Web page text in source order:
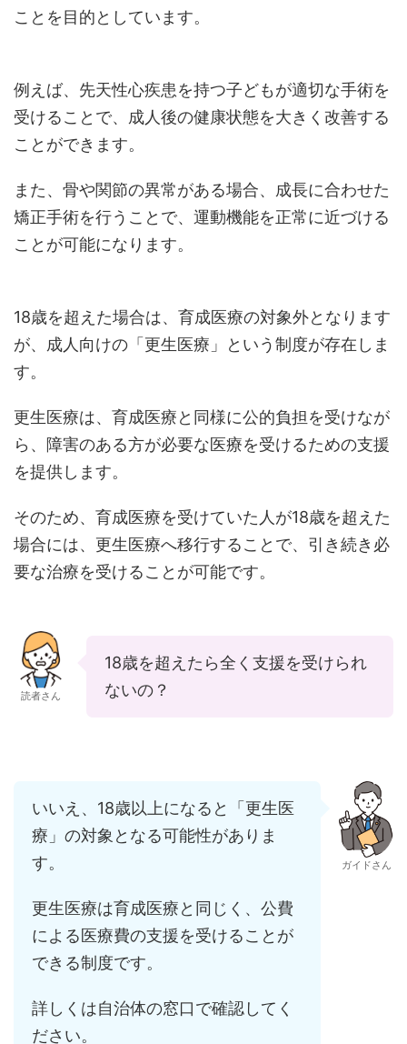
ことを目的としています。
例えば、先天性心疾患を持つ子どもが適切な手術を
受けることで、成人後の健康状態を大きく改善する
ことができます。
また、骨や関節の異常がある場合、成長に合わせた
矯正手術を行うことで、運動機能を正常に近づける
ことが可能になります。
18歳を超えた場合は、育成医療の対象外となります
が、成人向けの「更生医療」という制度が存在しま
す。
更生医療は、育成医療と同様に公的負担を受けなが
ら、障害のある方が必要な医療を受けるための支援
を提供します。
そのため、育成医療を受けていた人が18歳を超えた
場合には、更生医療へ移行することで、引き続き必
要な治療を受けることが可能です。
読者さん
18歳を超えたら全く支援を受けられ
ないの？
いいえ、18歳以上になると「更生医
療」の対象となる可能性がありま
す。
更生医療は育成医療と同じく、公費
による医療費の支援を受けることが
できる制度です。
詳しくは自治体の窓口で確認してく
ださい。
ガイドさん